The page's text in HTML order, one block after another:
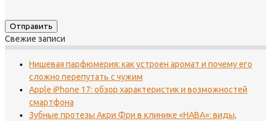
Свежие записи
Нишевая парфюмерия: как устроен аромат и почему его
сложно перепутать с чужим
Apple iPhone 17: обзор характеристик и возможностей
смартфона
Зубные протезы Акри Фри в клинике «НАВА»: виды,